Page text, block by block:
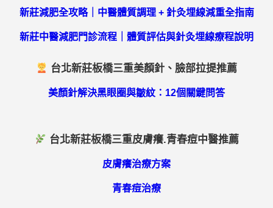
新莊減肥全攻略｜中醫體質調理 + 針灸埋線減重全指南
新莊中醫減肥門診流程｜體質評估與針灸埋線療程說明
台北新莊板橋三重美顏針、臉部拉提推薦
美顏針解決黑眼圈與皺紋：12個關鍵問答
台北新莊板橋三重皮膚癢.青春痘中醫推薦
皮膚癢治療方案
青春痘治療